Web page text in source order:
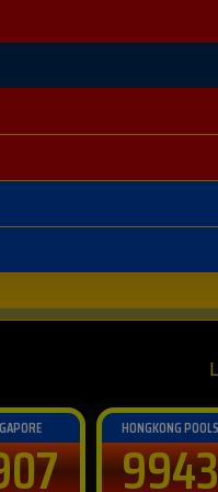
POOLS SYDNEY POOLS
0158